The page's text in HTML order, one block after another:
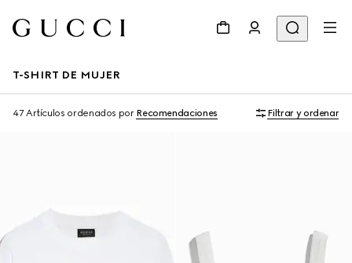
T-SHIRT DE MUJER
47 Artículos ordenados por Recomendaciones Filtrar y ordenar